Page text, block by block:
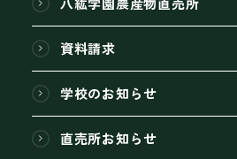
資料請求
学校のお知らせ
直売所お知らせ